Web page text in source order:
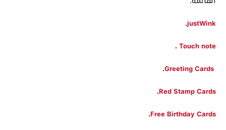
justWink
.
Touch note
.
Greeting Cards
.
Red Stamp Cards
.
Free Birthday Cards
.